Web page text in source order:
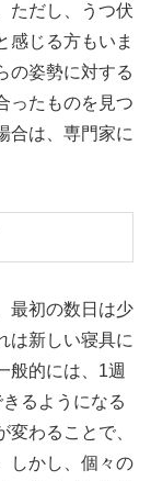
ただし、うつ伏
感じる方もいま
の姿勢に対する
ったものを見つ
合は、専門家に
最初の数日は少
は新しい寝具に
般的には、1週
るようになる
わることで、
しかし、個々の